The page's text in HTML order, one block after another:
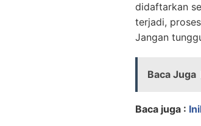
didaftarkan
terjadi,
Jangan
Baca Juga
Baca juga :